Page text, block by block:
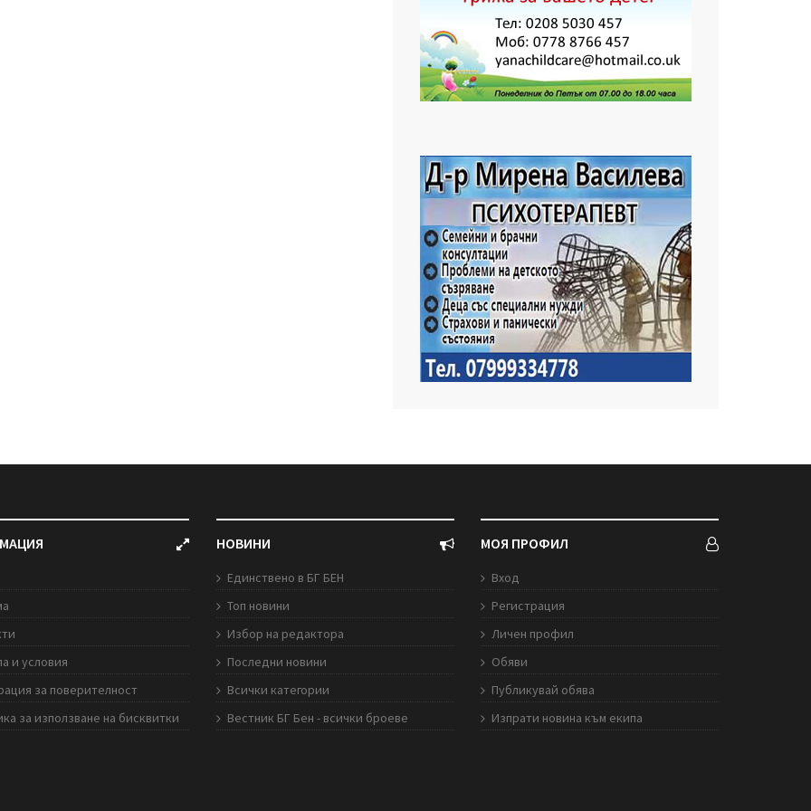
и условия
за поверителност
за използване на бисквитки
НОВИНИ
Единствено в БГ БЕН
Топ новини
Избор на редактора
Последни новини
Всички категории
Вестник БГ Бен - всички броеве
МОЯ ПРОФИЛ
Вход
Регистрация
Личен профил
Обяви
Публикувай обява
Изпрати новина към екипа